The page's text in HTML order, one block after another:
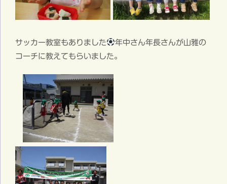
サッカー教室もありました
年中さん年長さんが山雅の
コーチに教えてもらいました。